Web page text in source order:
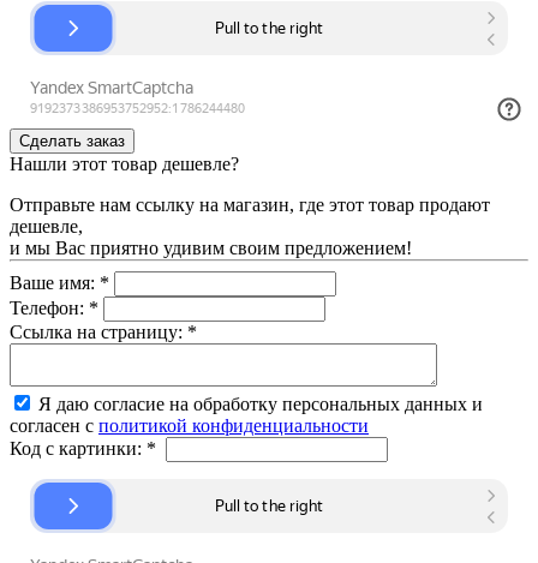
Нашли этот товар дешевле?
Отправьте нам ссылку на магазин, где этот товар продают
дешевле,
и мы Вас приятно удивим своим предложением!
Ваше имя: *
Телефон: *
Ссылка на страницу: *
Я даю согласие на обработку персональных данных и
согласен с политикой конфиденциальности
Код с картинки: *